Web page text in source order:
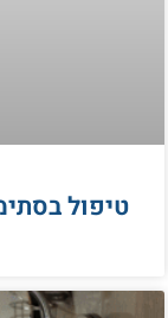
טיפול